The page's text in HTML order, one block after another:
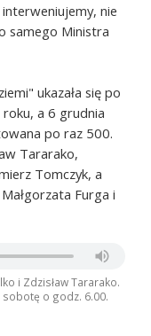
nie
samego Ministra
ukazała się po
a 6 grudnia
po raz 500.
Tararako,
Tomczyk, a
Furga i
i Zdzisław Tararako.
sobotę o godz. 6.00.